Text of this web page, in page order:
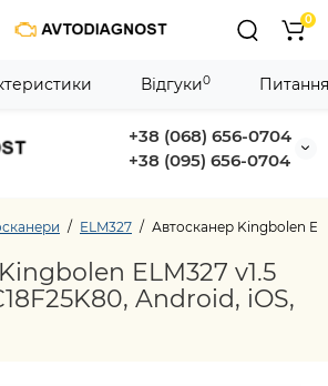
+38 (068) 656-0704
+38 (095) 656-0704
0
ELM327 Автосканер Kingbolen
ELM327 v1.5
Android, iOS,
Відгуки0